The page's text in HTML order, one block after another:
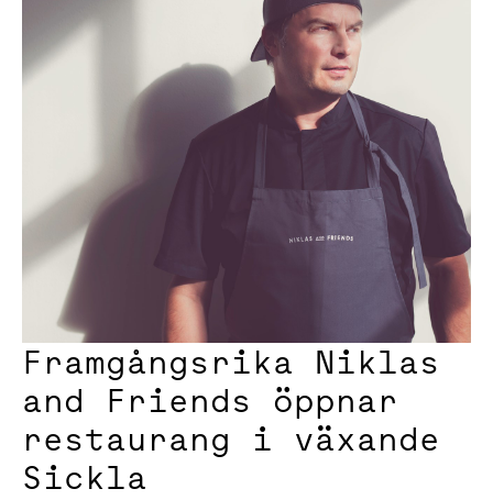
Framgångsrika Niklas
and Friends öppnar
restaurang i växande
Sickla